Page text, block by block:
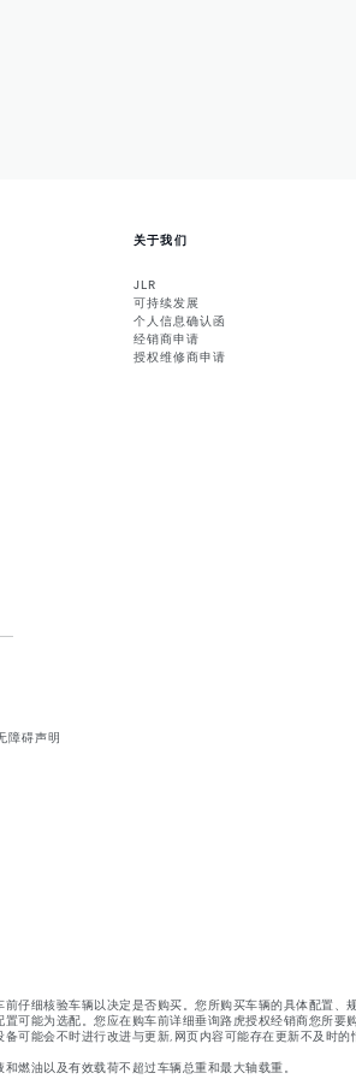
关于我们
JLR
可持续发展
个人信息确认函
经销商申请
授权维修商申请
障碍声明
细核验车辆以决定是否购买。您所购买车辆的具体配置
能为选配。您应在购车前详细垂询路虎授权经销商您所
能会不时进行改进与更新,网页内容可能存在更新不及时的
燃油以及有效载荷不超过车辆总重和最大轴载重。